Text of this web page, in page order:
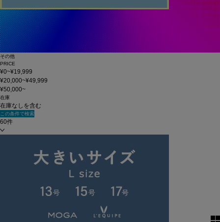
その他
PRICE
¥0~¥19,999
¥20,000~¥49,999
¥50,000~
在庫
在庫なしを含む
この条件で検索
60件